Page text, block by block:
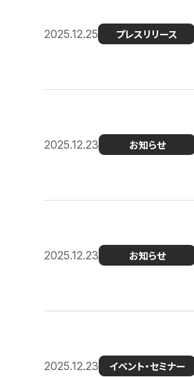
2025.12.25 プレスリリース
2025.12.23 お知らせ
2025.12.23 お知らせ
2025.12.23 イベント・セミナー